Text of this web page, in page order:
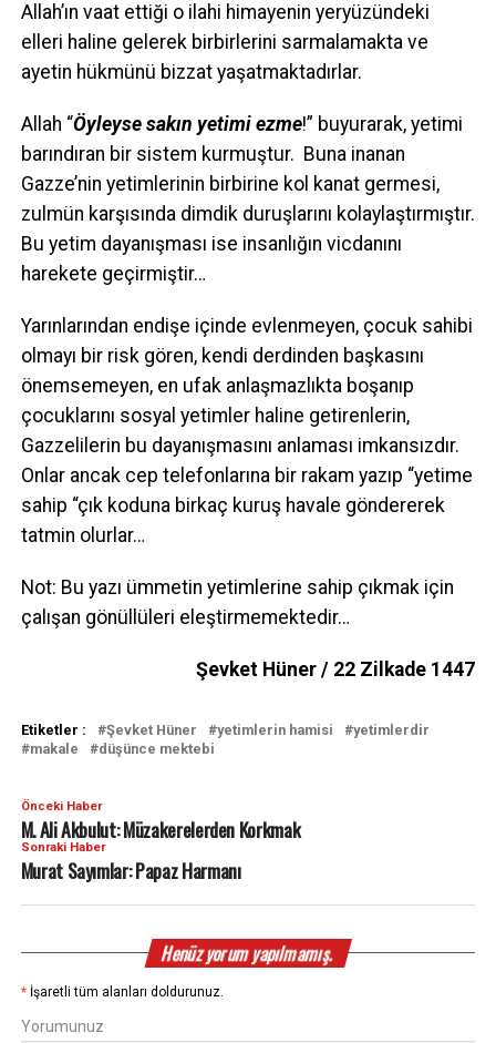
Allah’ın vaat ettiği o ilahi himayenin yeryüzündeki
elleri haline gelerek birbirlerini sarmalamakta ve
ayetin hükmünü bizzat yaşatmaktadırlar.
Allah “Öyleyse sakın yetimi ezme!” buyurarak, yetimi
barındıran bir sistem kurmuştur. Buna inanan
Gazze’nin yetimlerinin birbirine kol kanat germesi,
zulmün karşısında dimdik duruşlarını kolaylaştırmıştır.
Bu yetim dayanışması ise insanlığın vicdanını
harekete geçirmiştir…
Yarınlarından endişe içinde evlenmeyen, çocuk sahibi
olmayı bir risk gören, kendi derdinden başkasını
önemsemeyen, en ufak anlaşmazlıkta boşanıp
çocuklarını sosyal yetimler haline getirenlerin,
Gazzelilerin bu dayanışmasını anlaması imkansızdır.
Onlar ancak cep telefonlarına bir rakam yazıp “yetime
sahip “çık koduna birkaç kuruş havale göndererek
tatmin olurlar…
Not: Bu yazı ümmetin yetimlerine sahip çıkmak için
çalışan gönüllüleri eleştirmemektedir…
Şevket Hüner / 22 Zilkade 1447
Etiketler : Şevket Hüner yetimlerin hamisi
yetimlerdir
makale
düşünce mektebi
Önceki Haber
M. Ali Akbulut: Müzakerelerden Korkmak
Sonraki Haber
Murat Sayımlar: Papaz Harmanı
Henüz yorum yapılmamış.
* İşaretli tüm alanları doldurunuz.
Yorumunuz